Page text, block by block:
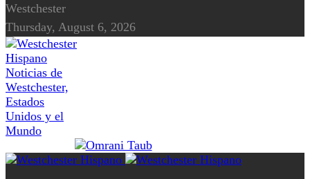
Westchester
Thursday, August 6, 2026
Noticias de
Westchester,
Estados
Unidos y el
Mundo